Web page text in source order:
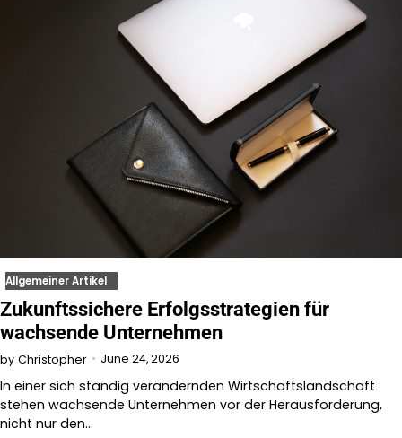
Allgemeiner Artikel
Zukunftssichere Erfolgsstrategien für
wachsende Unternehmen
by Christopher June 24, 2026
In einer sich ständig verändernden Wirtschaftslandschaft
stehen wachsende Unternehmen vor der Herausforderung,
nicht nur den…